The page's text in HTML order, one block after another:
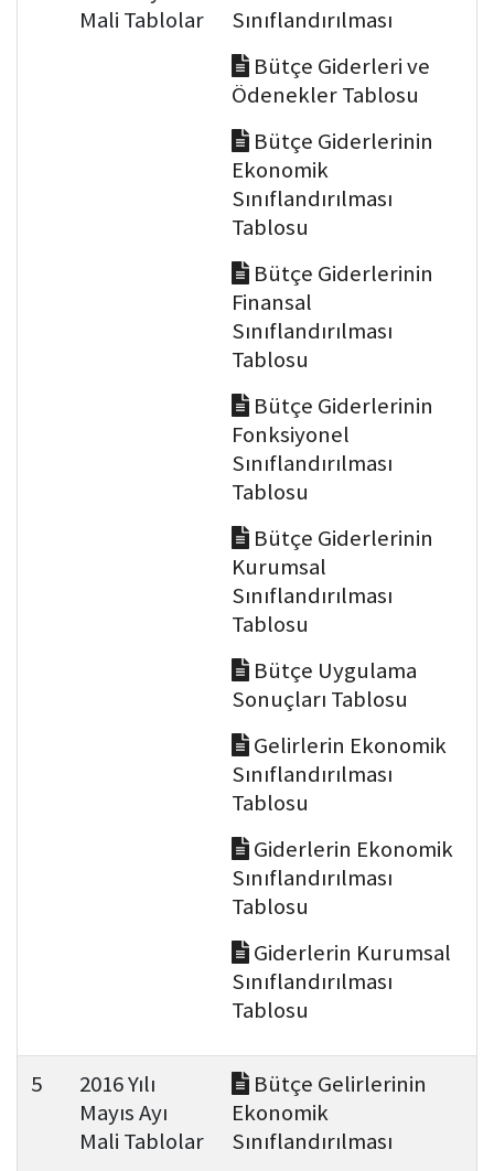
Mali Tablolar
Sınıflandırılması
Bütçe Giderleri ve
Ödenekler Tablosu
Bütçe Giderlerinin
Ekonomik
Sınıflandırılması
Tablosu
Bütçe Giderlerinin
Finansal
Sınıflandırılması
Tablosu
Bütçe Giderlerinin
Fonksiyonel
Sınıflandırılması
Tablosu
Bütçe Giderlerinin
Kurumsal
Sınıflandırılması
Tablosu
Bütçe Uygulama
Sonuçları Tablosu
Gelirlerin Ekonomik
Sınıflandırılması
Tablosu
Giderlerin Ekonomik
Sınıflandırılması
Tablosu
Giderlerin Kurumsal
Sınıflandırılması
Tablosu
5
2016 Yılı
Mayıs Ayı
Mali Tablolar
Bütçe Gelirlerinin
Ekonomik
Sınıflandırılması